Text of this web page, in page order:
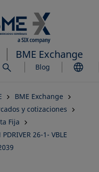
al
contenido
principal
BME Exchange
Blog
BME Exchange
y cotizaciones
Fija
PDRIVER 26-1- VBLE